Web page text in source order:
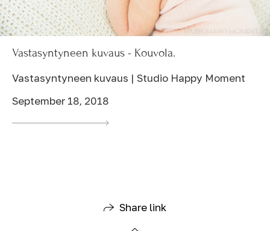
Vastasyntyneen kuvaus - Kouvola.
Vastasyntyneen kuvaus | Studio Happy Moment
September 18, 2018
Share link